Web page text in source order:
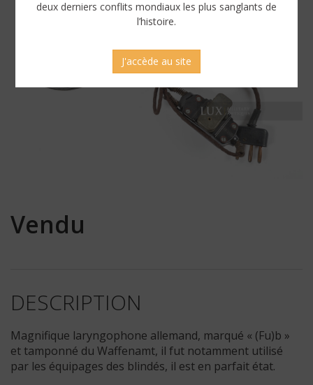
Vendu
DESCRIPTION
Magnifique laryngophone allemand, marqué « (Fu)b »
et tamponné du Waffenamt, il fut notamment utilisé
par les équipages des blindés, il est en parfait état.
deux derniers conflits mondiaux les plus sanglants de
l’histoire.
J'accède au site